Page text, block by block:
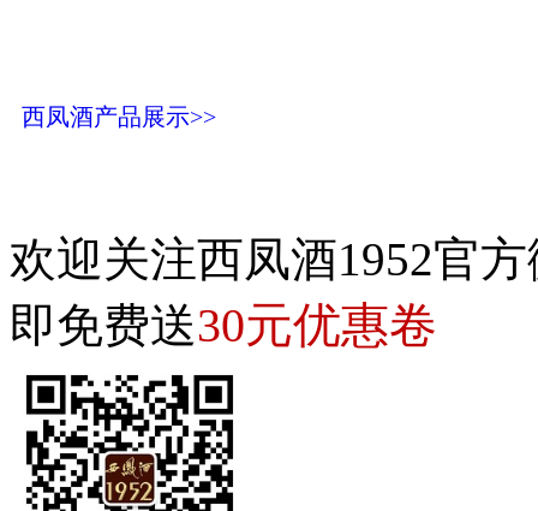
西凤酒产品展示>>
欢迎关注西凤酒1952官
即免费送30元优惠卷